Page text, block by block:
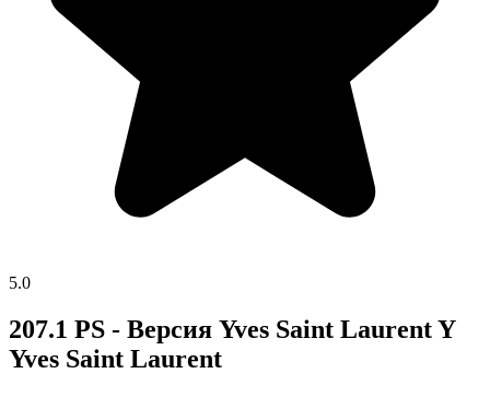
5.0
207.1 PS - Версия Yves Saint Laurent Y
Yves Saint Laurent